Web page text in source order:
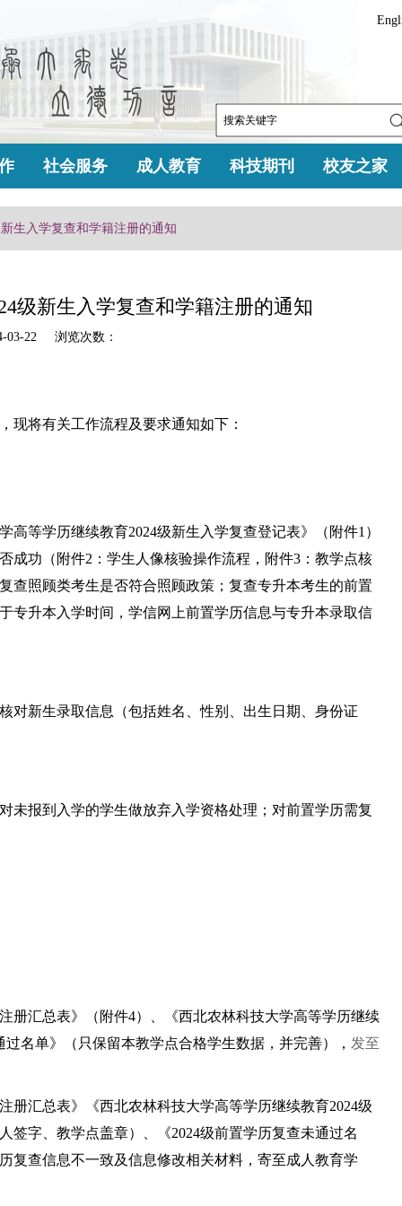
社会服务 成人教育 科技期刊 校友之家
生入学复查和学籍注册的通知
级新生入学复查和学籍注册的通知
03-22 浏览次数：
现将有关工作流程及要求通知如下：
等学历继续教育2024级新生入学复查登记表》（附件1）
成功（附件2：学生人像核验操作流程，附件3：教学点核
查照顾类考生是否符合照顾政策；复查专升本考生的前置
专升本入学时间，学信网上前置学历信息与专升本录取信
对新生录取信息（包括姓名、性别、出生日期、身份证
未报到入学的学生做放弃入学资格处理；对前置学历需复
册汇总表》（附件4）、《西北农林科技大学高等学历继续
名单》（只保留本教学点合格学生数据，并完善）， 发至
册汇总表》《西北农林科技大学高等学历继续教育2024级
签字、教学点盖章）、《2024级前置学历复查未通过名
复查信息不一致及信息修改相关材料，寄至成人教育学